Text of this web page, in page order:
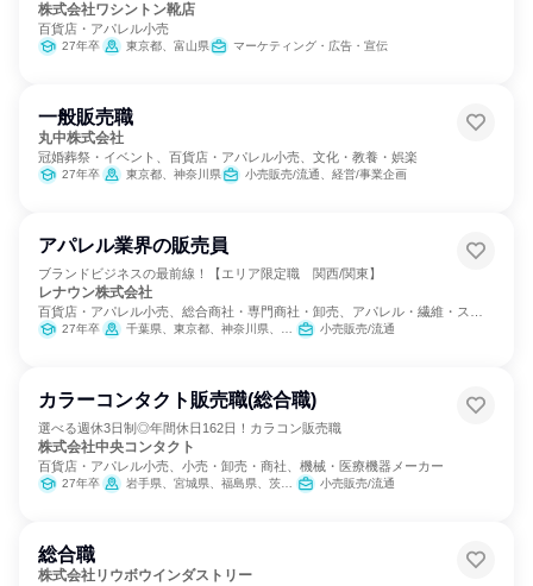
株式会社ワシントン靴店
百貨店・アパレル小売
27年卒 東京都、富山県 マーケティング・広告・宣伝
一般販売職
丸中株式会社
冠婚葬祭・イベント、百貨店・アパレル小売、文化・教養・娯楽
27年卒 東京都、神奈川県 小売販売/流通、経営/事業企画
アパレル業界の販売員
ブランドビジネスの最前線！【エリア限定職 関西/関東】
レナウン株式会社
百貨店・アパレル小売、総合商社・専門商社・卸売、アパレル・繊維・スポ
ーツメーカー
27年卒 千葉県、東京都、神奈川県、愛知県、京都府、大阪府、兵庫県 小売販売/流通
カラーコンタクト販売職(総合職)
選べる週休3日制◎年間休日162日！カラコン販売職
株式会社中央コンタクト
百貨店・アパレル小売、小売・卸売・商社、機械・医療機器メーカー
27年卒 岩手県、宮城県、福島県、茨城県、埼玉県、東京都、神奈川県、静岡県、愛知県、大阪府、兵庫県、広島県、徳島県、香川県、福岡県、大分県 小売販売/流通
総合職
株式会社リウボウインダストリー